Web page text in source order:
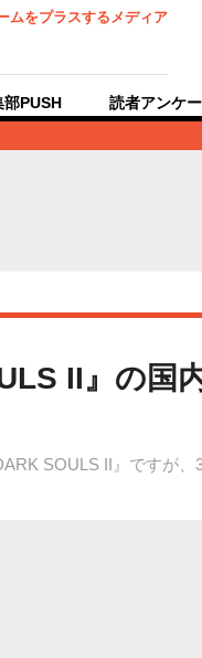
ムをプラスするメディア
部PUSH 読者アンケ
II』の国
SOULS II』ですが、